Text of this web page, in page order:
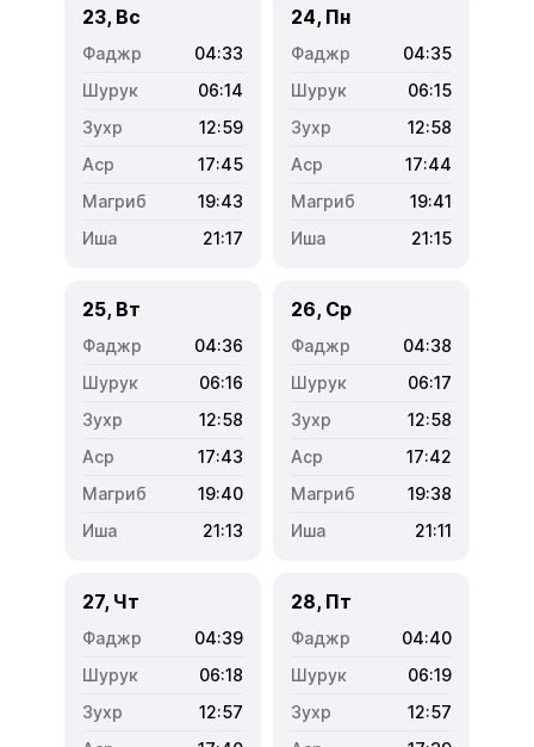
23, Вс
04:33
06:14
12:59
17:45
19:43
21:17
24, Пн
04:35
06:15
12:58
17:44
19:41
21:15
25, Вт
04:36
06:16
12:58
17:43
19:40
21:13
26, Ср
04:38
06:17
12:58
17:42
19:38
21:11
27, Чт
04:39
06:18
12:57
28, Пт
04:40
06:19
12:57